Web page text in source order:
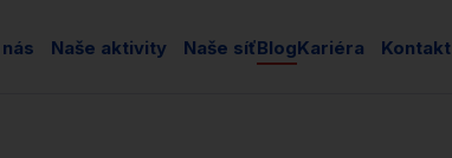
nás Naše aktivity Naše síťBlogKariéra Kontakt